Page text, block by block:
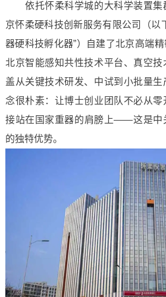
依托怀柔科学城的大科学装置集
京怀柔硬科技创新服务有限公司（以
器硬科技孵化器”）自建了北京高端精
北京智能感知共性技术平台、真空
盖从关键技术研发、中试到小批量
念很朴素：让博士创业团队不必从
接站在国家重器的肩膀上——这是中
的独特优势。